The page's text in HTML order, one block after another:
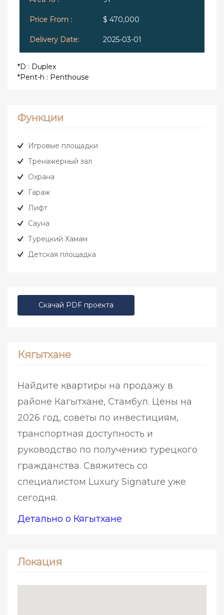
$ 470,000
2025-03-01
*D : Duplex
*Pent-h : Penthouse
Функции
Игровые площадки
Тренажерный зал
Охрана
Гараж
Лифт
Сауна
Турецкий Хамам
Детская площадка
Скачай PDF проекта
Кягытхане
Найдите квартиры на продажу в
районе Кагытхане, Стамбул. Цены на
2026 год, советы по инвестициям,
транспортная доступность и
руководство по получению турецкого
гражданства. Свяжитесь со
специалистом Luxury Signature уже
сегодня.
Детально о Кягытхане
Локация